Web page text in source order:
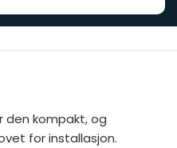
den kompakt, og
for installasjon.